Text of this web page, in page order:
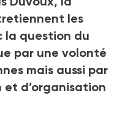
les
la question du
par une volonté
mais aussi par
d’organisation